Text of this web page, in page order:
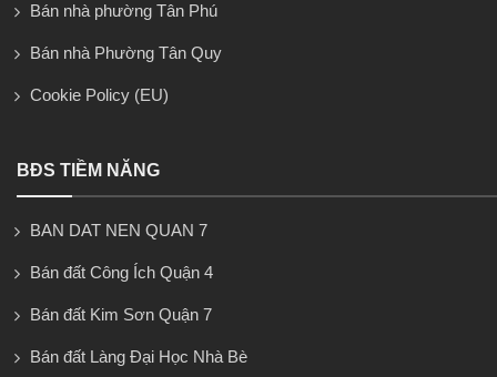
Bán nhà phường Tân Phú
Bán nhà Phường Tân Quy
Cookie Policy (EU)
BĐS TIỀM NĂNG
BAN DAT NEN QUAN 7
Bán đất Công Ích Quận 4
Bán đất Kim Sơn Quận 7
Bán đất Làng Đại Học Nhà Bè